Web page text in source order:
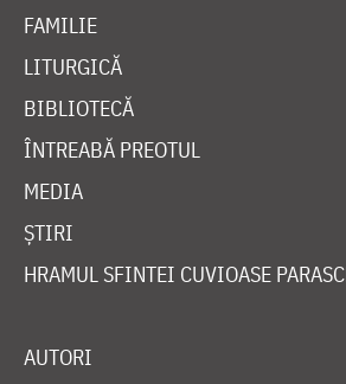
FAMILIE
LITURGICĂ
BIBLIOTECĂ
ÎNTREABĂ PREOTUL
MEDIA
ȘTIRI
HRAMUL SFINTEI CUVIOASE
AUTORI